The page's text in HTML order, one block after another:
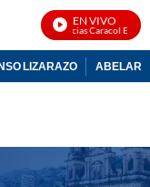
EN VIVO
Noticias Caracol En Vivo
LIZARAZO